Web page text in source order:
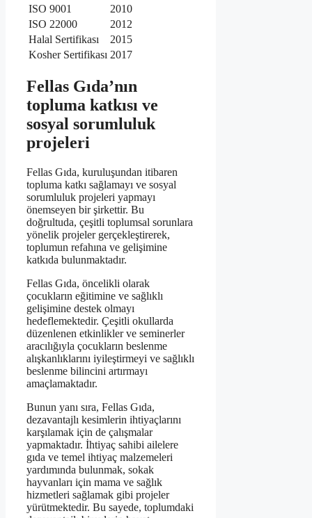
ISO 9001
2010
ISO 22000
2012
Halal Sertifikası
2015
Kosher Sertifikası 2017
Fellas Gıda’nın
topluma katkısı ve
sosyal sorumluluk
projeleri
Fellas Gıda, kuruluşundan itibaren
topluma katkı sağlamayı ve sosyal
sorumluluk projeleri yapmayı
önemseyen bir şirkettir. Bu
doğrultuda, çeşitli toplumsal sorunlara
yönelik projeler gerçekleştirerek,
toplumun refahına ve gelişimine
katkıda bulunmaktadır.
Fellas Gıda, öncelikli olarak
çocukların eğitimine ve sağlıklı
gelişimine destek olmayı
hedeflemektedir. Çeşitli okullarda
düzenlenen etkinlikler ve seminerler
aracılığıyla çocukların beslenme
alışkanlıklarını iyileştirmeyi ve sağlıklı
beslenme bilincini artırmayı
amaçlamaktadır.
Bunun yanı sıra, Fellas Gıda,
dezavantajlı kesimlerin ihtiyaçlarını
karşılamak için de çalışmalar
yapmaktadır. İhtiyaç sahibi ailelere
gıda ve temel ihtiyaç malzemeleri
yardımında bulunmak, sokak
hayvanları için mama ve sağlık
hizmetleri sağlamak gibi projeler
yürütmektedir. Bu sayede, toplumdaki